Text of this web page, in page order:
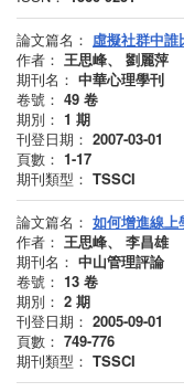
論文篇名： 虛擬社群中誰
作者： 王思峰、 劉麗萍
期刊名： 中華心理學刊
卷號： 49 卷
期別： 1 期
刊登日期： 2007-03-01
頁數： 1-17
期刊類型： TSSCI
論文篇名： 如何增進線上
作者： 王思峰、 李昌雄
期刊名： 中山管理評論
卷號： 13 卷
期別： 2 期
刊登日期： 2005-09-01
頁數： 749-776
期刊類型： TSSCI